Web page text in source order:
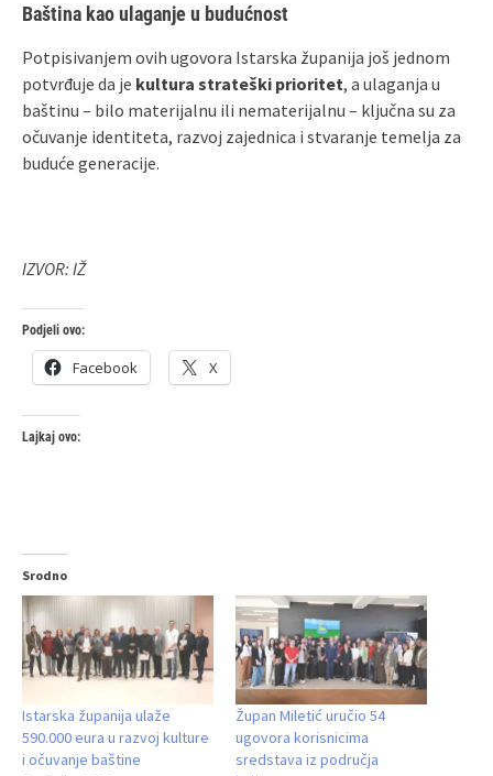
Baština kao ulaganje u budućnost
Potpisivanjem ovih ugovora Istarska županija još jednom
potvrđuje da je kultura strateški prioritet, a ulaganja u
baštinu – bilo materijalnu ili nematerijalnu – ključna su za
očuvanje identiteta, razvoj zajednica i stvaranje temelja za
buduće generacije.
IZVOR: IŽ
Podjeli ovo:
Facebook X
Lajkaj ovo:
Srodno
Istarska županija ulaže
590.000 eura u razvoj kulture
i očuvanje baštine
Župan Miletić uručio 54
ugovora korisnicima
sredstava iz područja